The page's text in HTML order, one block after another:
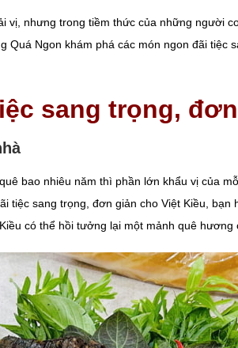
nhưng trong tiềm thức của những người
Ngon khám phá các món ngon đãi tiệc
sang trọng,
bao nhiêu năm thì phần lớn khẩu vị của
sang trọng, đơn giản cho Việt Kiều,
có thể hồi tưởng lại một mảnh quê hương